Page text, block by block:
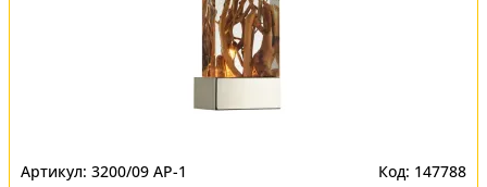
3200/09 AP-1 147788